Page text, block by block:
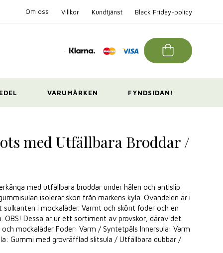
Om oss Villkor Kundtjänst Black Friday-policy
VARUMÄRKEN FYNDSIDAN!
med Utfällbara Broddar /
med utfällbara broddar under hälen och antislip
isolerar skon från markens kyla. Ovandelen är i
i mockaläder. Varmt och skönt foder och en
OBS! Dessa är ur ett sortiment av provskor, därav det
mockaläder Foder: Varm / Syntetpäls Innersula: Varm
Gummi med grovräfflad slitsula / Utfällbara dubbar /